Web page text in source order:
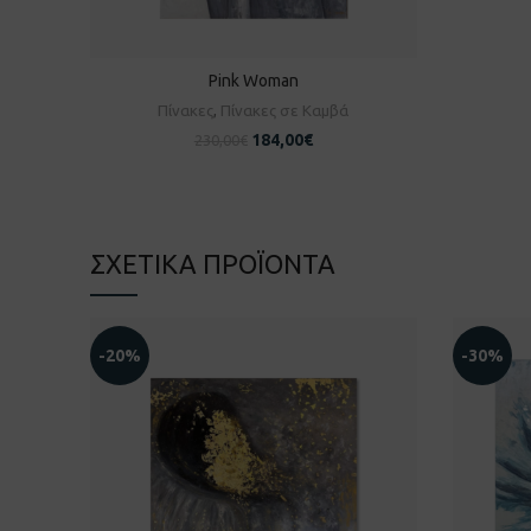
ΠΡΟΣΘΉΚΗ ΣΤΟ ΚΑΛΆΘΙ
Pink Woman
Πίνακες, Πίνακες σε Καμβά
184,00€
ΣΧΕΤΙΚΆ ΠΡΟΪΌΝΤΑ
-20% -30%